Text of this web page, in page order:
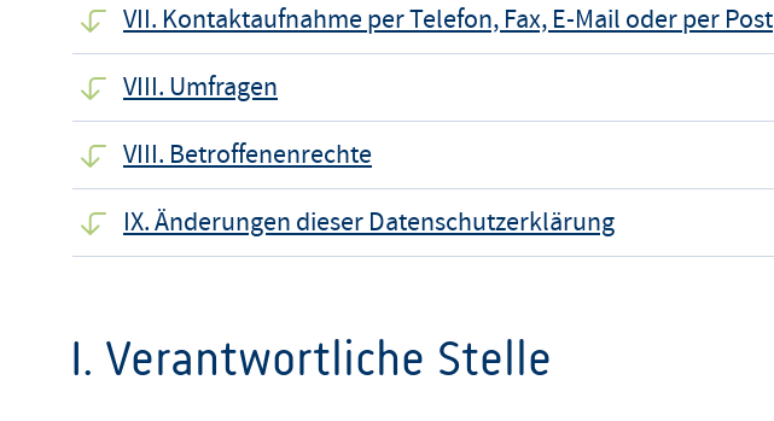
VII. Kontaktaufnahme per Telefon, Fax, E-Mail oder per Post
VIII. Umfragen
VIII. Betroffenenrechte
IX. Änderungen dieser Datenschutzerklärung
I. Verantwortliche Stelle